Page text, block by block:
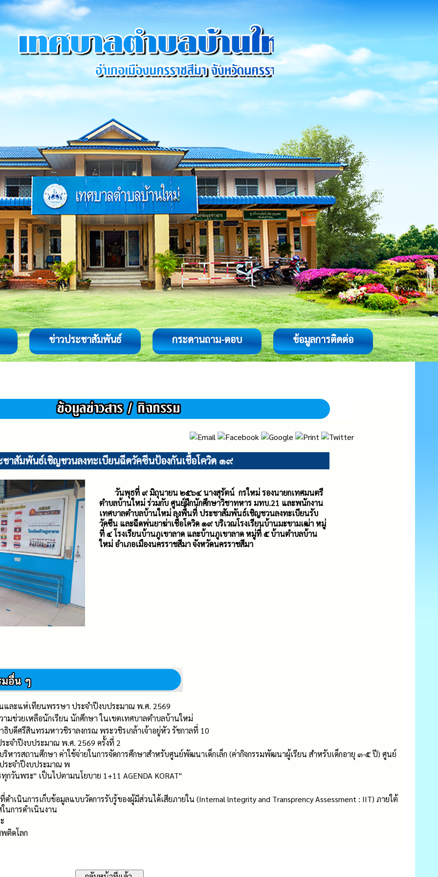
ข่าวประชาสัมพันธ์ กระดานถาม-ตอบ ข้อมูลการติดต่อ
ชาสัมพันธ์เชิญชวนลงทะเบียนฉีดวัคซีนป้องกันเชื้อโควิด ๑๙
วันพุธที่ ๙ มิถุนายน ๒๕๖๔ นางสุรัตน์ กรใหม่ รองนายกเทศมนตรี
ตำบลบ้านใหม่ ร่วมกับ ศูนย์ฝึกนักศึกษาวิชาทหาร มทบ.21 และพนักงาน
เทศบาลตำบลบ้านใหม่ ลงพื้นที่ ประชาสัมพันธ์เชิญชวนลงทะเบียนรับ
วัคซีน และฉีดพ่นยาฆ่าเชื้อโควิด ๑๙ บริเวณโรงเรียนบ้านมะขามเฒ่า หมู่
ที่ ๔ โรงเรียนบ้านภูเขาลาด และบ้านภูเขาลาด หมู่ที่ ๕ บ้านตำบลบ้าน
ใหม่ อำเภอเมืองนครราชสีมา จังหวัดนครราชสีมา
และแห่เทียนพรรษา ประจำปีงบประมาณ พ.ศ. 2569
ามช่วยเหลือนักเรียน นักศึกษา ในเขตเทศบาลตำบลบ้านใหม่
บดีศรีสินทรมหาวชิราลงกรณ พระวชิรเกล้าเจ้าอยู่หัว รัชกาลที่ 10
ระจำปีงบประมาณ พ.ศ. 2569 ครั้งที่ 2
ริหารสถานศึกษา ค่าใช้จ่ายในการจัดการศึกษาสำหรับศูนย์พัฒนาเด็กเล็ก (ค่ากิจกรรมพัฒนาผู้เรียน สำหรับเด็กอายุ ๓-๕ ปี) ศูนย์
ระจำปีงบประมาณ พ
กวันพระ" เป็นไปตามนโยบาย 1+11 AGENDA KORAT"
เนินการเก็บข้อมูลแบบวัดการรับรู้ของผู้มีส่วนได้เสียภายใน (Internal lntegrity and Transprency Assessment : IIT) ภายใต้
นการดำเนินงาน
ติดโลก